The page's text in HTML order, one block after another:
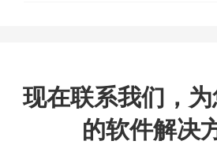
现在联系我们，
的软件解决